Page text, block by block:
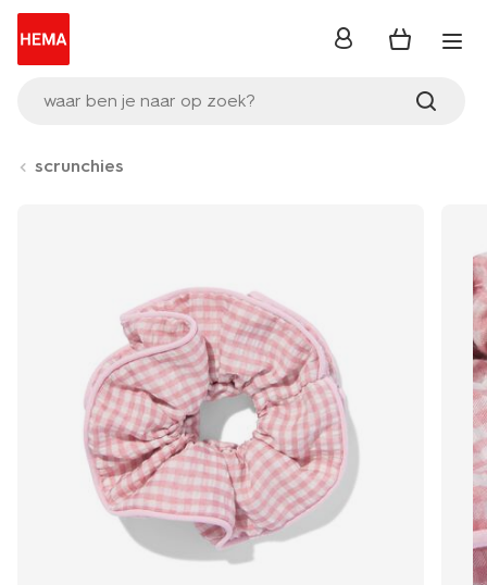
waar ben je naar op zoek?
inloggen
scrunchies